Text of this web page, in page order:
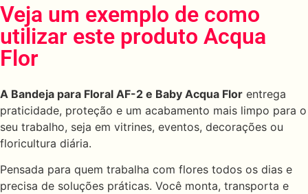
Veja um exemplo de como
utilizar este produto Acqua
Flor
A Bandeja para Floral AF-2 e Baby Acqua Flor entrega
praticidade, proteção e um acabamento mais limpo para o
seu trabalho, seja em vitrines, eventos, decorações ou
floricultura diária.
Pensada para quem trabalha com flores todos os dias e
precisa de soluções práticas. Você monta, transporta e